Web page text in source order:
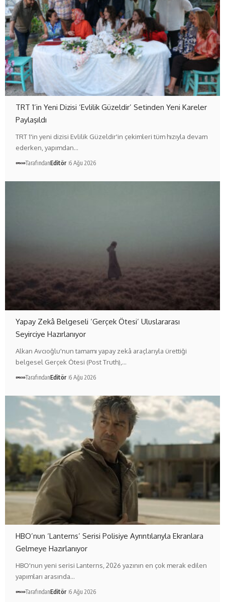
TRT 1’in Yeni Dizisi ‘Evlilik Güzeldir’ Setinden Yeni Kareler
Paylaşıldı
TRT 1'in yeni dizisi Evlilik Güzeldir'in çekimleri tüm hızıyla devam
ederken, yapımdan…
TarafındanEditör 6 Ağu 2026
Yapay Zekâ Belgeseli ‘Gerçek Ötesi’ Uluslararası
Seyirciye Hazırlanıyor
Alkan Avcıoğlu'nun tamamı yapay zekâ araçlarıyla ürettiği
belgesel Gerçek Ötesi (Post Truth),…
TarafındanEditör 6 Ağu 2026
HBO’nun ‘Lanterns’ Serisi Polisiye Ayrıntılarıyla Ekranlara
Gelmeye Hazırlanıyor
HBO'nun yeni serisi Lanterns, 2026 yazının en çok merak edilen
yapımları arasında…
TarafındanEditör 6 Ağu 2026